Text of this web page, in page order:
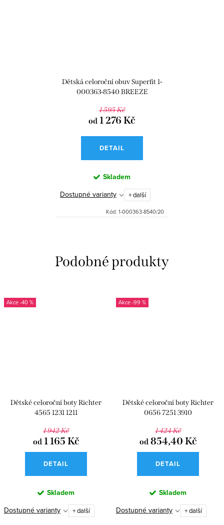
Dětská celoroční obuv Superfit 1-
000363-8540 BREEZE
1 595 Kč
od 1 276 Kč
DETAIL
Skladem
Dostupné varianty + další
Kód: 1-000363-8540/20
-40 %
Dětské celoroční boty Richter
4565 1231 1211
1 942 Kč
od1 165 Kč
DETAIL
Skladem
Dostupné varianty + další
-99 %
Dětské celoroční boty Richter
0656 7251 3910
1 424 Kč
od854,40 Kč
DETAIL
Skladem
Dostupné varianty + další